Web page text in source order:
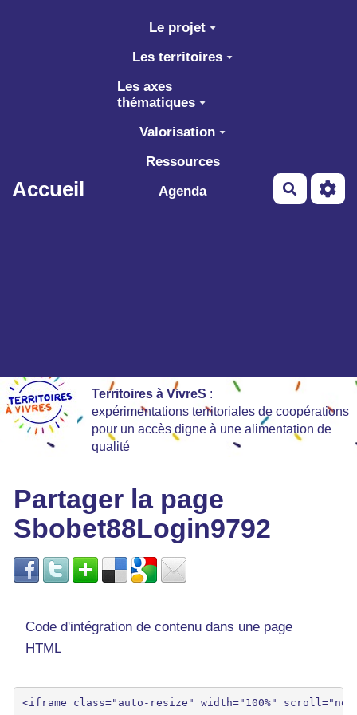
Aller au contenu principal
Accueil
Le projet
Les territoires
Les axes
thématiques
Valorisation
Ressources
Agenda
Territoires à VivreS :
expérimentations territoriales de coopérations
pour un accès digne à une alimentation de
qualité
Partager la page
Sbobet88Login9792
Code d'intégration de contenu dans une page
HTML